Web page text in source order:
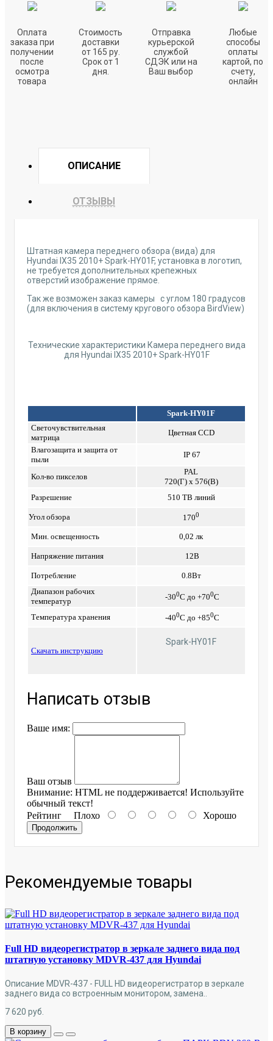
Оплата
заказа при
получении
после
осмотра
товара
Стоимость
доставки
от 165 ру.
Срок от 1
дня.
Отправка
курьерской
службой
СДЭК или на
Ваш выбор
Любые
способы
оплаты
картой, по
счету,
онлайн
ОПИСАНИЕ
ОТЗЫВЫ
Штатная камера переднего обзора (вида) для
Hyundai IX35 2010+ Spark-HY01F, установка в логотип,
не требуется дополнительных крепежных
отверстий изображение прямое.
Так же возможен заказ камеры с углом 180 градусов
(для включения в систему кругового обзора BirdView)
Технические характеристики Камера переднего вида
для Hyundai IX35 2010+ Spark-HY01F
Spark-HY01F
Светочувствительная
матрица
Цветная CCD
Влагозащита и защита от
пыли
IP 67
Кол-во пикселов
PAL
720(Г) x 576(В)
Разрешение
510 ТВ линий
Угол обзора 1700
Мин. освещенность 0,02 лк
Напряжение питания 12В
Потребление
0.8Вт
Диапазон рабочих
температур
-300С до +700С
Температура хранения -400С до +850С
Cкачать инструкцию
Spark-HY01F
Написать отзыв
Ваше имя:
Ваш отзыв
Внимание: HTML не поддерживается! Используйте
обычный текст!
Рейтинг Плохо Хорошо
Продолжить
Рекомендуемые товары
Full HD видеорегистратор в зеркале заднего вида под
штатную установку MDVR-437 для Hyundai
Описание MDVR-437 - FULL HD видеорегистратор в зеркале
заднего вида со встроенным монитором, замена..
7 620 руб.
В корзину